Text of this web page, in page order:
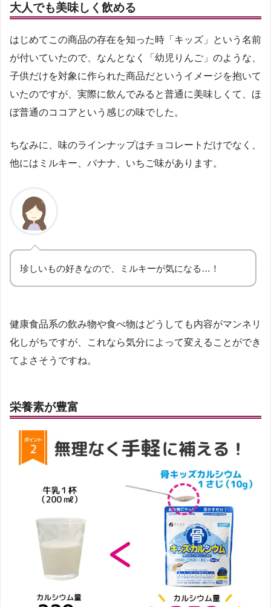
大人でも美味しく飲める
はじめてこの商品の存在を知った時「キッズ」という名前
が付いていたので、なんとなく「幼児りんご」のような、
子供だけを対象に作られた商品だというイメージを抱いて
いたのですが、実際に飲んでみると普通に美味しくて、ほ
ぼ普通のココアという感じの味でした。
ちなみに、味のラインナップはチョコレートだけでなく、
他にはミルキー、バナナ、いちご味があります。
珍しいもの好きなので、ミルキーが気になる…！
健康食品系の飲み物や食べ物はどうしても内容がマンネリ
化しがちですが、これなら気分によって変えることができ
てよさそうですね。
栄養素が豊富